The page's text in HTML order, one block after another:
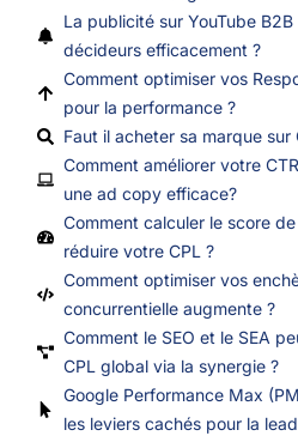
La publicité sur YouTube
décideurs efficacement ?
Comment optimiser vos
pour la performance ?
Faut il acheter sa marque sur
Comment améliorer votre
une ad copy efficace?
Comment calculer le score
réduire votre CPL ?
Comment optimiser vos
concurrentielle augmente ?
Comment le SEO et le SEA
CPL global via la synergie ?
Google Performance Max
les leviers cachés pour la